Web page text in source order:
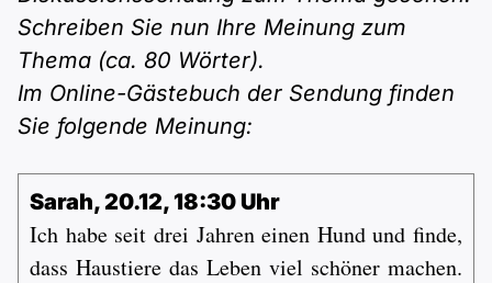
telc
Goethe
ÖIF
Pflege (telc)
Türkisch
Ukrainisch
Polnisch
A1 telc
A1 Goethe
A1 ÖIF
A2 DTZ
A2 telc
A2 Goethe
A2 ÖIF
B1 Allgemein
B1 DTZ
B1 Beruf
B1 telc
B2
B2 Allgemein
B2 Beruf
B2 telc
Blog
Webinare
Mehr Tools
Schreiben Sie nun Ihre Meinung zum
Thema (ca. 80 Wörter).
Im Online-Gästebuch der Sendung finden
Sie folgende Meinung:
Sarah, 20.12, 18:30 Uhr
Ich habe seit drei Jahren einen Hund und finde,
dass Haustiere das Leben viel schöner machen.